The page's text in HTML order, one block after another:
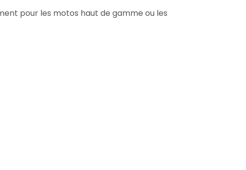
pour les motos haut de gamme ou les